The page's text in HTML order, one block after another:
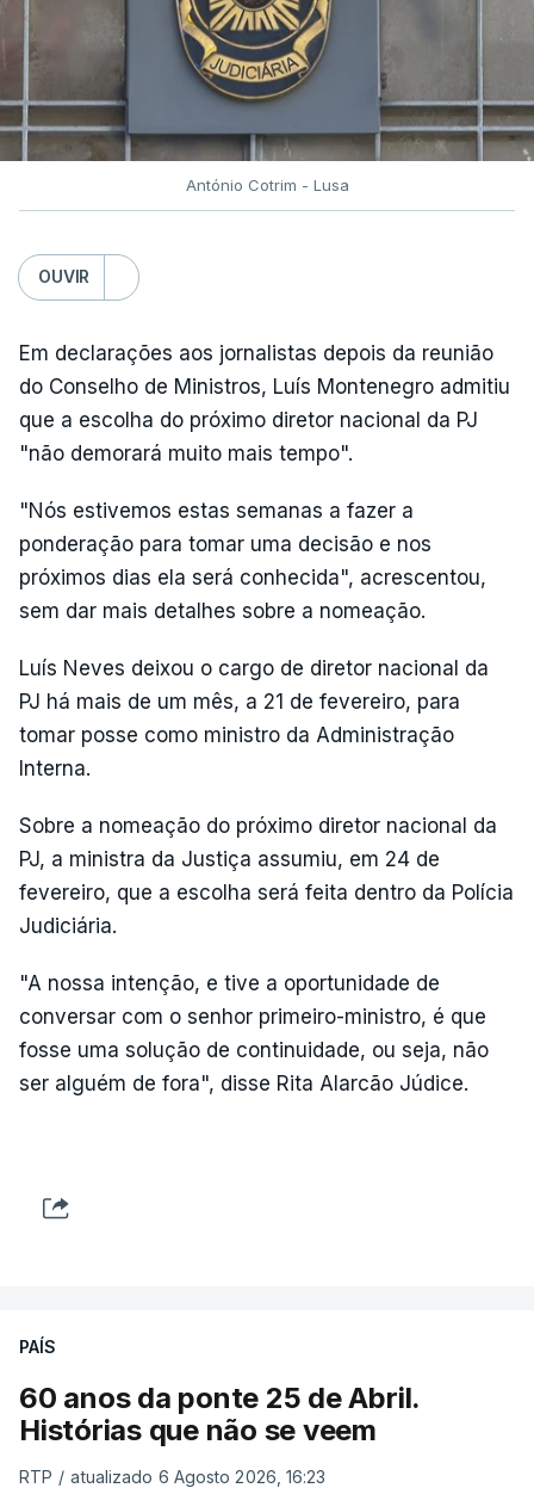
António Cotrim - Lusa
OUVIR
Em declarações aos jornalistas depois da reunião
do Conselho de Ministros, Luís Montenegro admitiu
que a escolha do próximo diretor nacional da PJ
"não demorará muito mais tempo".
"Nós estivemos estas semanas a fazer a
ponderação para tomar uma decisão e nos
próximos dias ela será conhecida", acrescentou,
sem dar mais detalhes sobre a nomeação.
Luís Neves deixou o cargo de diretor nacional da
PJ há mais de um mês, a 21 de fevereiro, para
tomar posse como ministro da Administração
Interna.
Sobre a nomeação do próximo diretor nacional da
PJ, a ministra da Justiça assumiu, em 24 de
fevereiro, que a escolha será feita dentro da Polícia
Judiciária.
"A nossa intenção, e tive a oportunidade de
conversar com o senhor primeiro-ministro, é que
fosse uma solução de continuidade, ou seja, não
ser alguém de fora", disse Rita Alarcão Júdice.
PAÍS
60 anos da ponte 25 de Abril.
Histórias que não se veem
RTP / atualizado 6 Agosto 2026, 16:23